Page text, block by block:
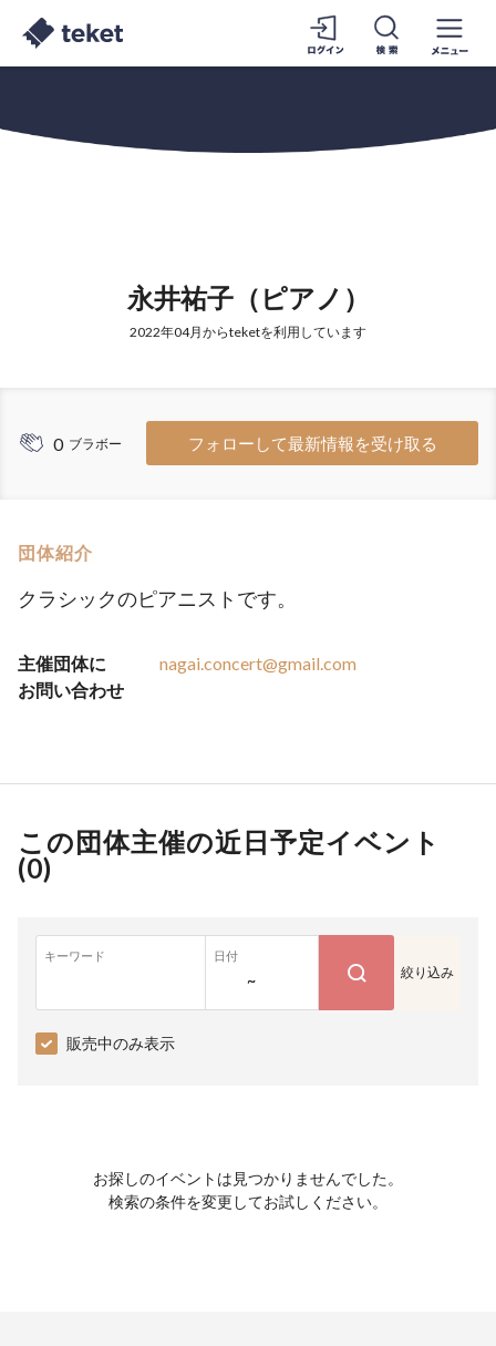
永井祐子（ピアノ）
2022年04月からteketを利用しています
0 ブラボー フォローして最新情報を受け取る
団体紹介
クラシックのピアニストです。
主催団体に
お問い合わせ
nagai.concert@gmail.com
この団体主催の近日予定イベント
(0)
キーワード 日付
~ 絞り込み
販売中のみ表示
お探しのイベントは見つかりませんでした。
検索の条件を変更してお試しください。